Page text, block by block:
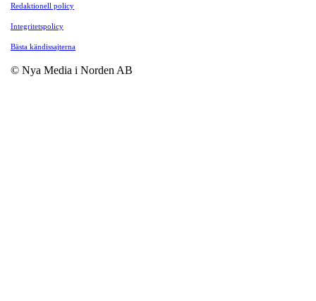
Redaktionell policy
Integritetspolicy
Bästa kändissajterna
© Nya Media i Norden AB